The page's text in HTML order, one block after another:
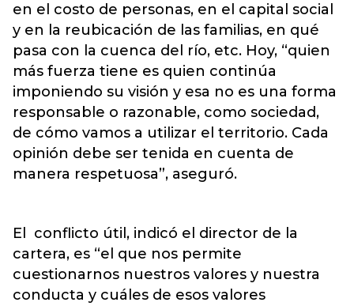
en el costo de personas, en el capital social
y en la reubicación de las familias, en qué
pasa con la cuenca del río, etc. Hoy, “quien
más fuerza tiene es quien continúa
imponiendo su visión y esa no es una forma
responsable o razonable, como sociedad,
de cómo vamos a utilizar el territorio. Cada
opinión debe ser tenida en cuenta de
manera respetuosa”, aseguró.
El conflicto útil, indicó el director de la
cartera, es “el que nos permite
cuestionarnos nuestros valores y nuestra
conducta y cuáles de esos valores